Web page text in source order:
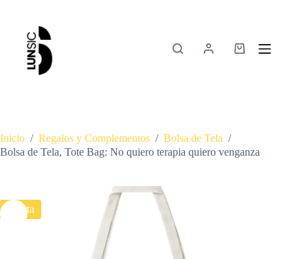
Inicio / Regalos y Complementos / Bolsa de Tela /
Bolsa de Tela, Tote Bag: No quiero terapia quiero venganza
Oferta